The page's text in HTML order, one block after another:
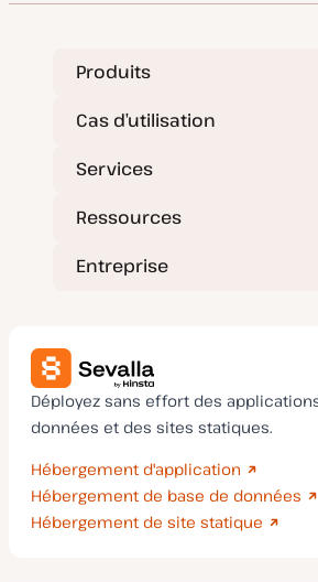
Produits
Cas d’utilisation
Services
Ressources
Entreprise
Déployez sans effort des
données et des sites statiques.
Hébergement d'application
Hébergement de base de données
Hébergement de site statique